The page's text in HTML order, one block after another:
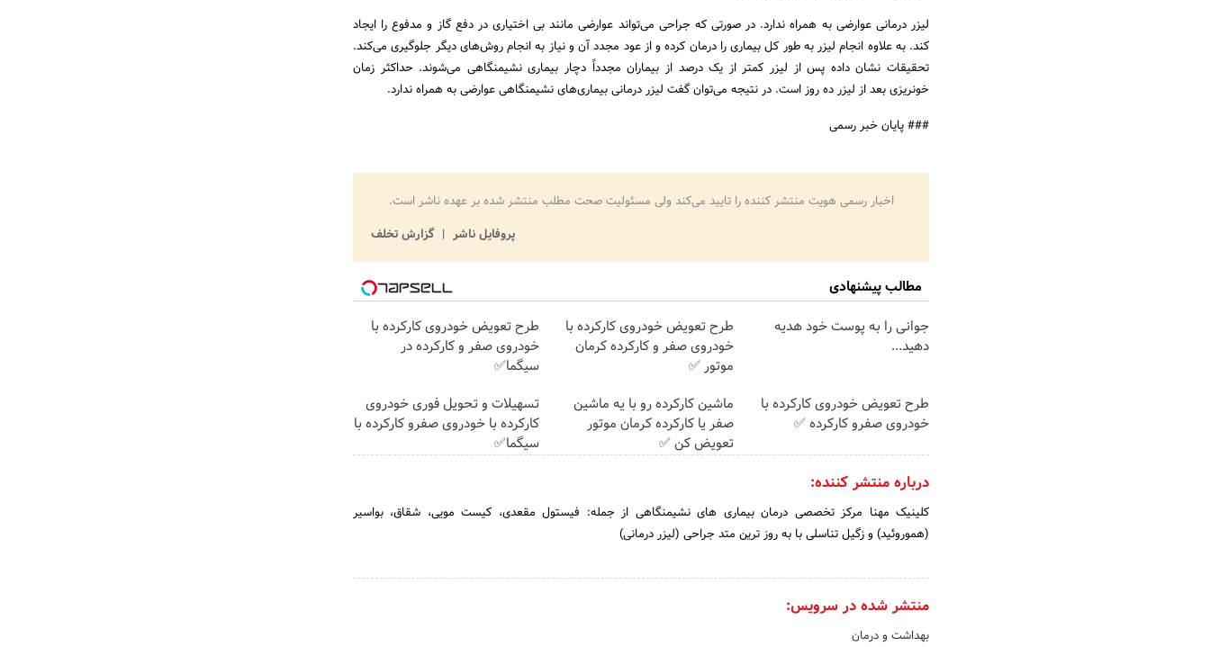
لیزر درمانی عوارضی به همراه ندارد. در صورتی که جراحی می‌تواند عوارضی مانند بی اختیاری در دفع گاز و مدفوع را ایجاد
کند. به علاوه انجام لیزر به طور کل بیماری را درمان کرده و از عود مجدد آن و نیاز به انجام روش‌های دیگر جلوگیری می‌کند.
تحقیقات نشان داده پس از لیزر کمتر از یک درصد از بیماران مجدداً دچار بیماری نشیمنگاهی می‌شوند. حداکثر زمان
خونریزی بعد از لیزر ده روز است. در نتیجه می‌توان گفت لیزر درمانی بیماری‌های نشیمنگاهی عوارضی به همراه ندارد.
### پایان خبر رسمی
اخبار رسمی هویت منتشر کننده را تایید می‌کند ولی مسئولیت صحت مطلب منتشر شده بر عهده ناشر است.
پروفایل ناشر
گزارش تخلف
مطالب پیشنهادی
جوانی را به پوست خود هدیه
دهید...
طرح تعویض خودروی کارکرده با
خودروی صفر و کارکرده کرمان
موتور ✅
طرح تعویض خودروی کارکرده با
خودروی صفر و کارکرده در
سیگما✅
طرح تعویض خودروی کارکرده با
خودروی صفرو کارکرده ✅
ماشین کارکرده رو با یه ماشین
صفر یا کارکرده کرمان موتور
تعویض کن ✅
تسهیلات و تحویل فوری خودروی
کارکرده با خودروی صفرو کارکرده با
سیگما✅
درباره منتشر کننده:
کلینیک مهنا مرکز تخصصی درمان بیماری های نشیمنگاهی از جمله: فیستول مقعدی، کیست مویی، شقاق، بواسیر
(هموروئید) و زگیل تناسلی با به روز ترین متد جراحی (لیزر درمانی)
منتشر شده در سرویس:
بهداشت و درمان